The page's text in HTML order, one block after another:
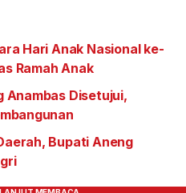
Hari Anak Nasional ke-
Ramah Anak
Anambas Disetujui,
Bupati Aneng